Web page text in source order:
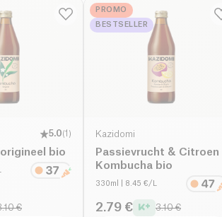
5.0(1 )
bio
€
PROMO
BESTSELLER
Kazidomi
Passievrucht & Citroen
Kombucha bio
330ml | 8.45 €/L
2.79 € 3.10 €